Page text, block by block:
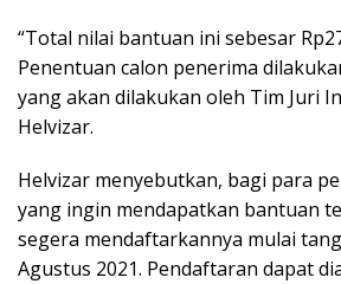
“Total nilai bantuan ini sebesar
Penentuan calon penerima
yang akan dilakukan oleh Tim Juri
Helvizar.
Helvizar menyebutkan, bagi para
yang ingin mendapatkan bantuan
segera mendaftarkannya mulai
Agustus 2021. Pendaftaran dapat